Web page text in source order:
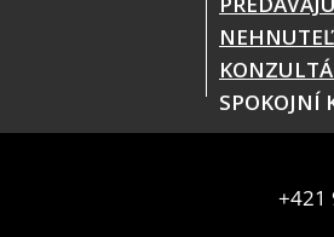
SPOKOJNÍ
+421